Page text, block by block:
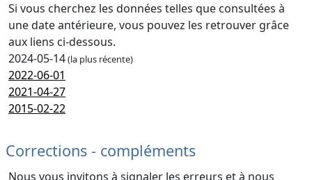
Si vous cherchez les données telles que consultées à
une date antérieure, vous pouvez les retrouver grâce
aux liens ci-dessous.
2024-05-14(la plus récente)
2022-06-01
2021-04-27
2015-02-22
Corrections - compléments
Nous vous invitons à signaler les erreurs et à nous